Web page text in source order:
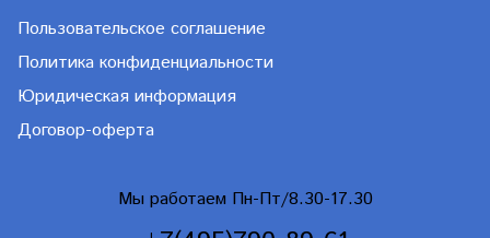
Пользовательское соглашение
Политика конфиденциальности
Юридическая информация
Договор-оферта
Мы работаем Пн-Пт/8.30-17.30